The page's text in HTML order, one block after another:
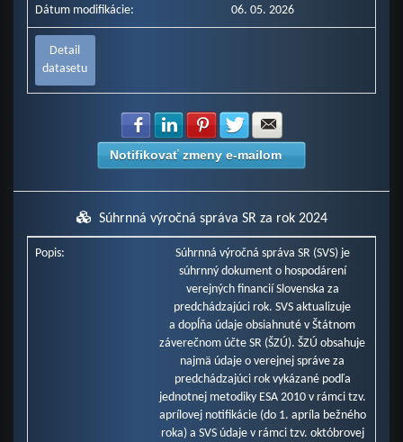
Dátum modifikácie: 06. 05. 2026
Detail
datasetu
Zdielať na Facebook
Zdielať na LinkedIn
Zdielať na Pinterest
Zdielať na Twitter
Notifikovať zmeny e-mailom
Súhrnná výročná správa SR za rok 2024
Popis:
Súhrnná výročná správa SR (SVS) je
súhrnný dokument o hospodárení
verejných financií Slovenska za
predchádzajúci rok. SVS aktualizuje
a dopĺňa údaje obsiahnuté v Štátnom
záverečnom účte SR (ŠZÚ). ŠZÚ obsahuje
najmä údaje o verejnej správe za
predchádzajúci rok vykázané podľa
jednotnej metodiky ESA 2010 v rámci tzv.
aprílovej notifikácie (do 1. apríla bežného
roka) a SVS údaje v rámci tzv. októbrovej